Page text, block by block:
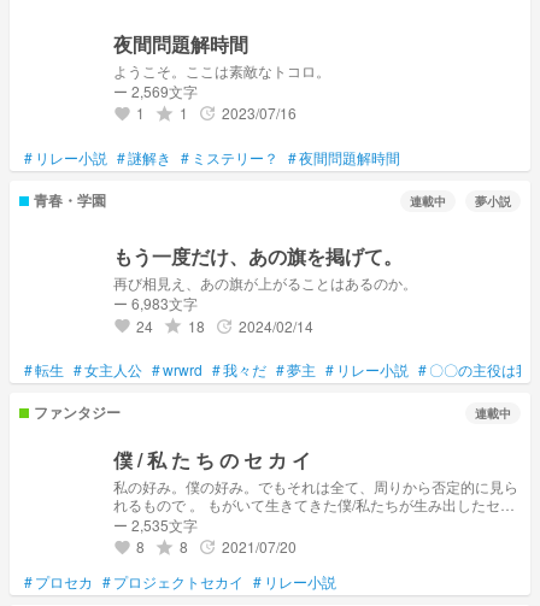
夜間問題解時間
ようこそ。ここは素敵なトコロ。
ー 2,569文字
favorite 1 grade 1 update 2023/07/16
# リレー小説 #謎解き # ミステリー？ #夜間問題解時間
青春・学園 連載中 夢小説
もう一度だけ、あの旗を掲げて。
再び相見え、あの旗が上がることはあるのか。
ー 6,983文字
favorite 24 grade 18 update 2024/02/14
#転生 #女主人公 #wrwrd #我々だ #夢主 # リレー小説 #〇〇の主役は我
ファンタジー 連載中
僕 / 私 た ち の セ カ イ
私の好み。僕の好み。でもそれは全て、周りから否定的に見ら
れるもので 。 もがいて生きてきた僕/私たちが生み出したセカ
イとは … リ レ ー 小 説 嶺花
⇸https://novel.prcm.jp/user/9d092c1c98a2b352d9f6011fba15
1d7f1c8899e8 愛音
⇸https://novel.prcm.jp/user/0efec26536526d7080788fa4de8fd
0dee968aaa6 汐花
ー 2,535文字
favorite 8 grade 8 update 2021/07/20
#プロセカ #プロジェクトセカイ # リレー小説